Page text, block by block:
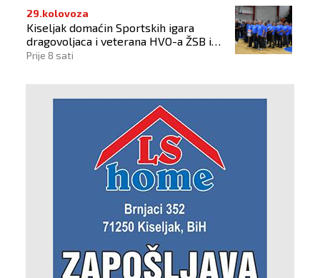
29.kolovoza
Kiseljak domaćin Sportskih igara
dragovoljaca i veterana HVO-a ŽSB i
Dana branitelja
Prije 8 sati